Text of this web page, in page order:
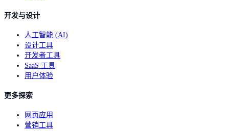
开发与设计
人工智能 (AI)
设计工具
开发者工具
SaaS 工具
用户体验
更多探索
网页应用
营销工具